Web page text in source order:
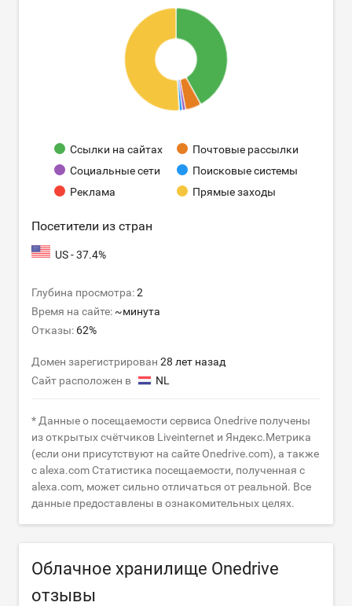
Ссылки на сайтах
Почтовые рассылки
Социальные сети
Поисковые системы
Реклама
Прямые заходы
Посетители из стран
US - 37.4%
Глубина просмотра:2
Время на сайте: ~минута
Отказы: 62%
Домен зарегистрирован 28 лет назад
Сайт расположен в
NL
* Данные о посещаемости сервиса Onedrive получены
из открытых счётчиков Liveinternet и Яндекс.Метрика
(если они присутствуют на сайте Onedrive.com), а также
с alexa.com Статистика посещаемости, полученная с
alexa.com, может сильно отличаться от реальной. Все
данные предоставлены в ознакомительных целях.
Облачное хранилище Onedrive
отзывы